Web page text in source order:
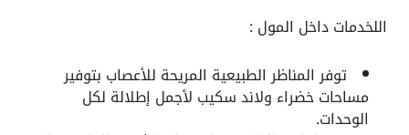
اللخدمات داخل المول :
توفر المناظر الطبيعية المريحة للأعصاب بتوفير
مساحات خضراء ولاند سكيب لأجمل إطلالة لكل
الوحدات.